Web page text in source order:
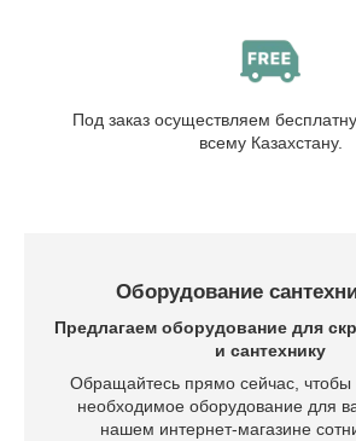
Под заказ осуществляем
всему Казахстану.
Оборудование
Предлагаем оборудование для
и сантехнику
Обращайтесь прямо сейчас, чтобы
необходимое оборудование для
нашем интернет-магазине